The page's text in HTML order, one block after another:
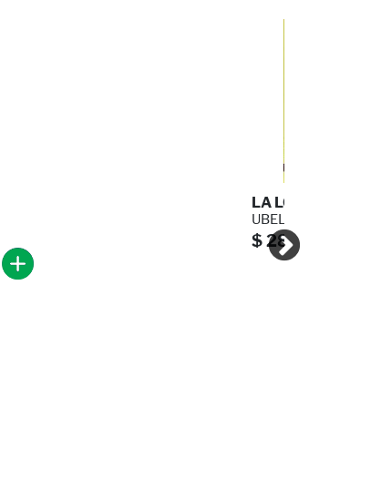
LA LOCURA DEL
UBEL PETER
$ 285.00